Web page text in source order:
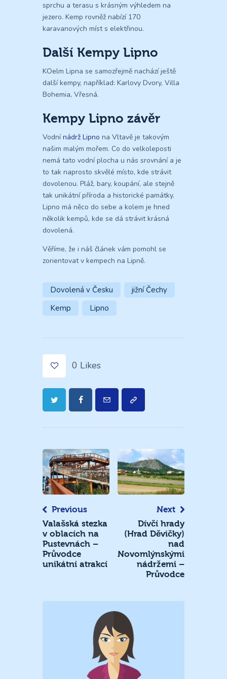
sprchu a terasu s krásným výhledem na
jezero. Kemp rovněž nabízí 170
karavanových míst s elektřinou.
Další Kempy Lipno
KOelm Lipna se samozřejmě nachází ještě
další kempy, například: Karlovy Dvory, Villa
Bohemia, Vřesná.
Kempy Lipno závěr
Vodnínádrž Lipno na Vltavě je takovým
našim malým mořem. Co do velkoleposti
nemá tato vodní plocha u nás srovnání a je
to tak naprosto skvělé místo, kde strávit
dovolenou. Pláž, bary, koupání, ale stejně
tak unikátní příroda a historické památky.
Lipno má něco do sebe a kolem je hned
několik kempů, kde se dá strávit krásná
dovolená.
Věříme, že i náš článek vám pomohl se
zorientovat v kempech na Lipně.
Dovolená v Česku
jižní Čechy
Kemp
Lipno
0 Likes
Navigace
pro
příspěvek
Previous
Valašská stezka
v oblacích na
Pustevnách –
Průvodce
unikátní atrakcí
Next
Dívčí hrady
(Hrad Děvičky)
nad
Novomlýnskými
nádržemi –
Průvodce